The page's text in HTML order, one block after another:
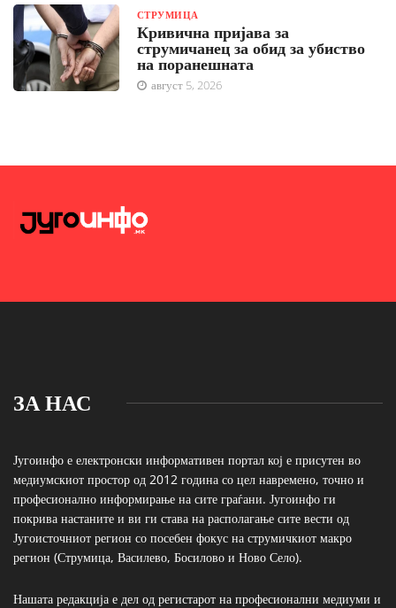
СТРУМИЦА
Кривична пријава за
струмичанец за обид за убиство
на поранешната
август 5, 2026
ЗА НАС
Југоинфо е електронски информативен портал кој е присутен во
медиумскиот простор од 2012 година со цел навремено, точно и
професионално информирање на сите граѓани. Југоинфо ги
покрива настаните и ви ги става на располагање сите вести од
Југоисточниот регион со посебен фокус на струмичкиот макро
регион (Струмица, Василево, Босилово и Ново Село).
Нашата редакција е дел од регистарот на професионални медиуми и